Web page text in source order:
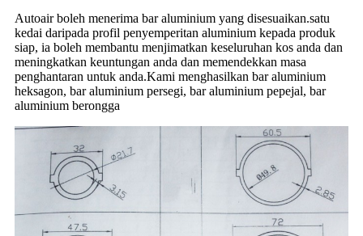
Autoair boleh menerima bar aluminium yang disesuaikan.satu
kedai daripada profil penyemperitan aluminium kepada produk
siap, ia boleh membantu menjimatkan keseluruhan kos anda dan
meningkatkan keuntungan anda dan memendekkan masa
penghantaran untuk anda.Kami menghasilkan bar aluminium
heksagon, bar aluminium persegi, bar aluminium pepejal, bar
aluminium berongga